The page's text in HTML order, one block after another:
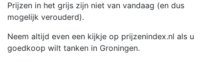
Prijzen in het grijs zijn niet van vandaag (en dus
mogelijk verouderd).
Neem altijd even een kijkje op prijzenindex.nl als u
goedkoop wilt tanken in Groningen.